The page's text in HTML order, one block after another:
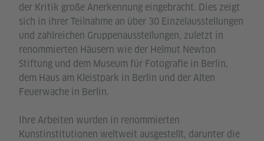
der Kritik große Anerkennung eingebracht. Dies zeigt
sich in ihrer Teilnahme an über 30 Einzelausstellungen
und zahlreichen Gruppenausstellungen, zuletzt in
renommierten Häusern wie der Helmut Newton
Stiftung und dem Museum für Fotografie in Berlin,
dem Haus am Kleistpark in Berlin und der Alten
Feuerwache in Berlin.
Ihre Arbeiten wurden in renommierten
Kunstinstitutionen weltweit ausgestellt, darunter die